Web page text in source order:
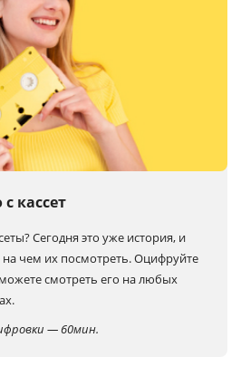
кассет
Сегодня это уже история, и
на чем их посмотреть. Оцифруйте
смотреть его на любых
— 60мин.